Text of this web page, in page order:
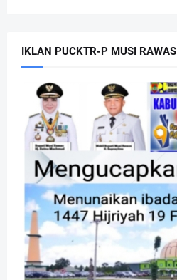
IKLAN PUCKTR-P MUSI RAWAS